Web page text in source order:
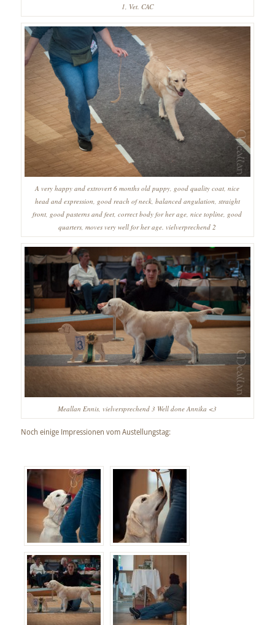
1, Vet. CAC
A very happy and extrovert 6 months old puppy, good quality coat, nice
head and expression, good reach of neck, balanced angulation, straight
front, good pasterns and feet, correct body for her age, nice topline, good
quarters, moves very well for her age. vielverprechend 2
Meallan Ennis, vielversprechend 3 Well done Annika <3
Noch einige Impressionen vom Austellungstag: